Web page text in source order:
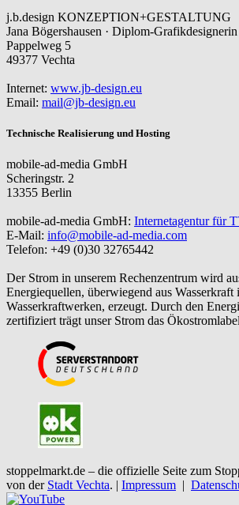
j.b.design KONZEPTION+GESTALTUNG
Jana Bögershausen · Diplom-Grafikdesignerin
Pappelweg 5
49377 Vechta
Internet: www.jb-design.eu
Email: mail@jb-design.eu
Technische Realisierung und Hosting
mobile-ad-media GmbH
Scheringstr. 2
13355 Berlin
mobile-ad-media GmbH: Internetagentur für
E-Mail: info@mobile-ad-media.com
Telefon: +49 (0)30 32765442
Der Strom in unserem Rechenzentrum wird
Energiequellen, überwiegend aus Wasserkraft
Wasserkraftwerken, erzeugt. Durch den
zertifiziert trägt unser Strom das
stoppelmarkt.de – die offizielle Seite zum
von der Stadt Vechta. | Impressum |